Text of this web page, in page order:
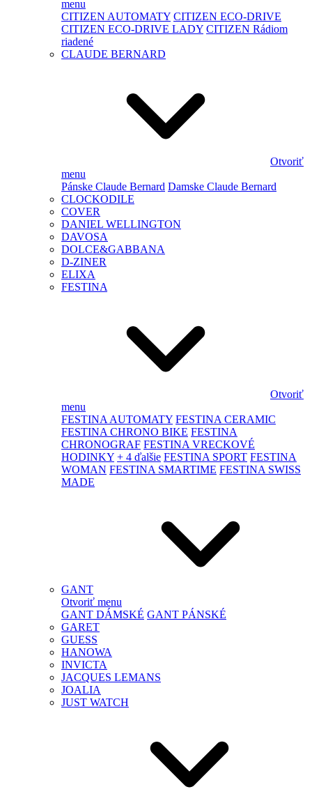
menu
CITIZEN AUTOMATY CITIZEN ECO-DRIVE
CITIZEN ECO-DRIVE LADY CITIZEN Rádiom
riadené
CLAUDE BERNARD
Otvoriť
menu
Pánske Claude Bernard Damske Claude Bernard
CLOCKODILE
COVER
DANIEL WELLINGTON
DAVOSA
DOLCE&GABBANA
D-ZINER
ELIXA
FESTINA
Otvoriť
menu
FESTINA AUTOMATY FESTINA CERAMIC
FESTINA CHRONO BIKE FESTINA
CHRONOGRAF FESTINA VRECKOVÉ
HODINKY + 4 ďalšie FESTINA SPORT FESTINA
WOMAN FESTINA SMARTIME FESTINA SWISS
MADE
GANT
Otvoriť menu
GANT DÁMSKÉ GANT PÁNSKÉ
GARET
GUESS
HANOWA
INVICTA
JACQUES LEMANS
JOALIA
JUST WATCH